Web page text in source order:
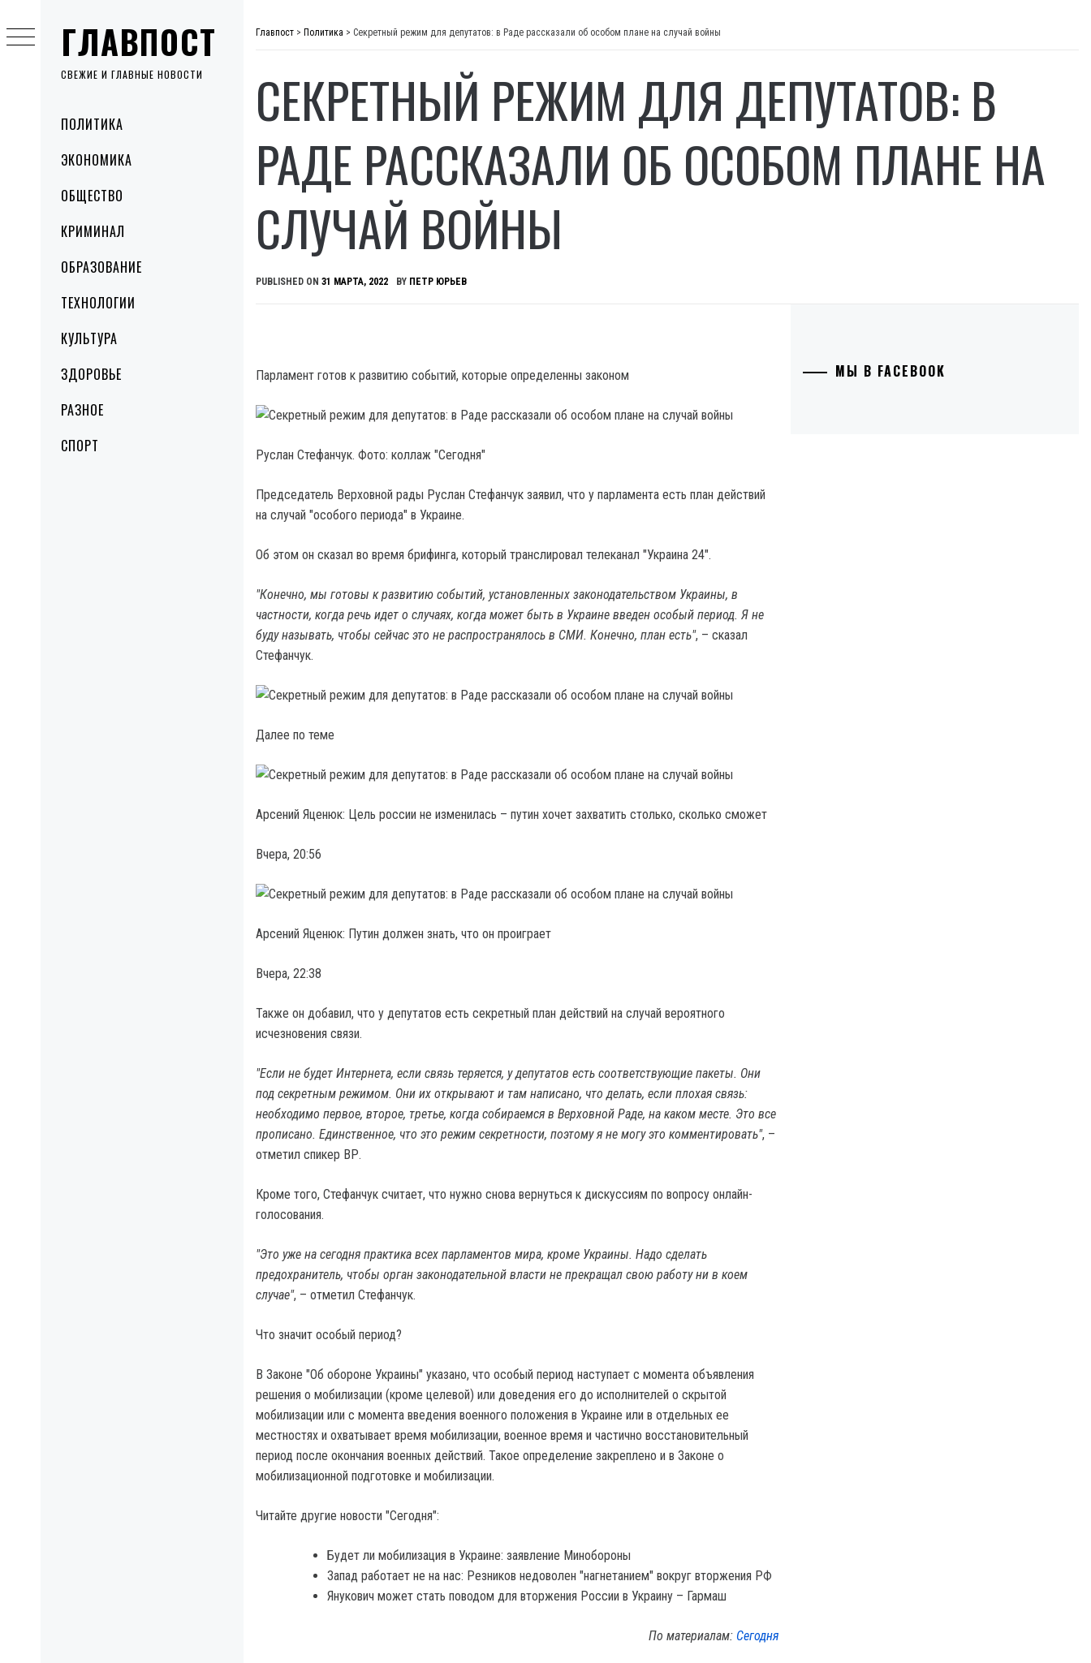
ГЛАВПОСТ
СВЕЖИЕ И ГЛАВНЫЕ НОВОСТИ
MenuПОЛИТИКА
ЭКОНОМИКА
ОБЩЕСТВО
КРИМИНАЛ
ОБРАЗОВАНИЕ
ТЕХНОЛОГИИ
КУЛЬТУРА
ЗДОРОВЬЕ
РАЗНОЕ
СПОРТ
to
content
Главпост > Политика > Секретный режим для депутатов: в Раде рассказали об особом плане на случай войны
СЕКРЕТНЫЙ РЕЖИМ ДЛЯ ДЕПУТАТОВ: В
РАДЕ РАССКАЗАЛИ ОБ ОСОБОМ ПЛАНЕ НА
СЛУЧАЙ ВОЙНЫ
PUBLISHED ON 31 МАРТА, 2022 BY ПЕТР ЮРЬЕВ
Парламент готов к развитию событий, которые определенны законом
Руслан Стефанчук. Фото: коллаж "Сегодня"
Председатель Верховной рады Руслан Стефанчук заявил, что у парламента есть план действий
на случай "особого периода" в Украине.
Об этом он сказал во время брифинга, который транслировал телеканал "Украина 24".
"Конечно, мы готовы к развитию событий, установленных законодательством Украины, в
частности, когда речь идет о случаях, когда может быть в Украине введен особый период. Я не
буду называть, чтобы сейчас это не распространялось в СМИ. Конечно, план есть", – сказал
Стефанчук.
Далее по теме
Арсений Яценюк: Цель россии не изменилась – путин хочет захватить столько, сколько сможет
Вчера, 20:56
Арсений Яценюк: Путин должен знать, что он проиграет
Вчера, 22:38
Также он добавил, что у депутатов есть секретный план действий на случай вероятного
исчезновения связи.
"Если не будет Интернета, если связь теряется, у депутатов есть соответствующие пакеты. Они
под секретным режимом. Они их открывают и там написано, что делать, если плохая связь:
необходимо первое, второе, третье, когда собираемся в Верховной Раде, на каком месте. Это все
прописано. Единственное, что это режим секретности, поэтому я не могу это комментировать", –
отметил спикер ВР.
Кроме того, Стефанчук считает, что нужно снова вернуться к дискуссиям по вопросу онлайн-
голосования.
"Это уже на сегодня практика всех парламентов мира, кроме Украины. Надо сделать
предохранитель, чтобы орган законодательной власти не прекращал свою работу ни в коем
случае", – отметил Стефанчук.
Что значит особый период?
В Законе "Об обороне Украины" указано, что особый период наступает с момента объявления
решения о мобилизации (кроме целевой) или доведения его до исполнителей о скрытой
мобилизации или с момента введения военного положения в Украине или в отдельных ее
местностях и охватывает время мобилизации, военное время и частично восстановительный
период после окончания военных действий. Такое определение закреплено и в Законе о
мобилизационной подготовке и мобилизации.
Читайте другие новости "Сегодня":
Будет ли мобилизация в Украине: заявление Минобороны
Запад работает не на нас: Резников недоволен "нагнетанием" вокруг вторжения РФ
Янукович может стать поводом для вторжения России в Украину – Гармаш
По материалам: Сегодня
МЫ В FACEBOOK